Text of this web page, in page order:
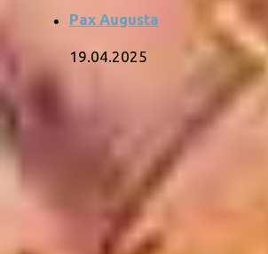
Pax Augusta
19.04.2025